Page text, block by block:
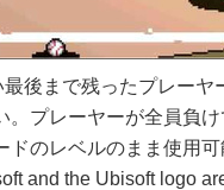
後まで残ったプレーヤ
プレーヤーが全員負
ドのレベルのまま使用可
and the Ubisoft logo